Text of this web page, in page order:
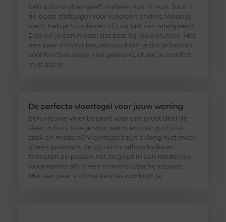
Een schone vloer geeft meteen rust in huis. Toch is
de beste stofzuiger voor iedereen anders. Woon je
klein, heb je huisdieren of juist last van allergieën?
Dan wil je een model dat past bij jouw routine. Met
een paar slimme keuzes voorkom je dat je betaalt
voor functies die je niet gebruikt, of dat je comfort
mist dat je
De perfecte vloertegel voor jouw woning
Een nieuwe vloer bepaalt voor een groot deel de
sfeer in huis. Kies je voor warm en rustig, of juist
strak en modern? Vloertegels zijn al lang niet meer
alleen praktisch. Ze zijn er in talloze looks en
formaten en passen net zo goed in een landelijke
woonkamer als in een minimalistische keuken.
Met een paar slimme keuzes voorkom je